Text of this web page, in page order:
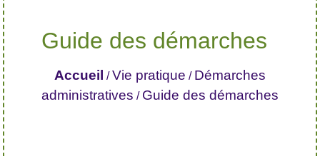
Guide des démarches
Accueil /Vie pratique / Démarches
administratives / Guide des démarches